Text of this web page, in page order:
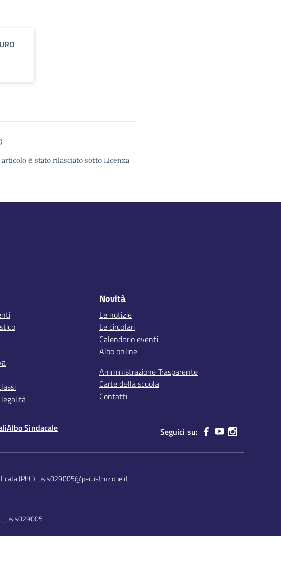
è stato rilasciato sotto Licenza
Novità
Le notizie
Le circolari
Calendario eventi
Albo online
Amministrazione Trasparente
Carte della scuola
Contatti
Albo Sindacale Seguici su:
(PEC): bsis029005@pec.istruzione.it